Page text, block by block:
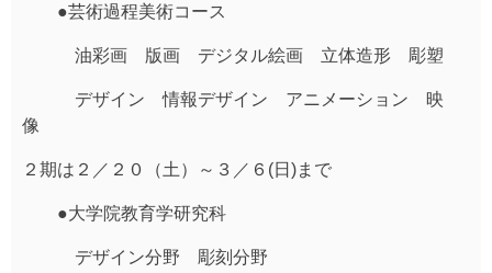
●芸術過程美術コース
油彩画 版画 デジタル絵画 立体造形 彫塑
デザイン 情報デザイン アニメーション 映
像
２期は２／２０（土）～３／６(日)まで
●大学院教育学研究科
デザイン分野 彫刻分野